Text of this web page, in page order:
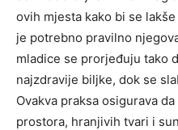
ovih mjesta kako bi se
je potrebno pravilno
mladice se prorjeđuju tako
najzdravije biljke, dok se
Ovakva praksa osigurava
prostora, hranjivih tvari i